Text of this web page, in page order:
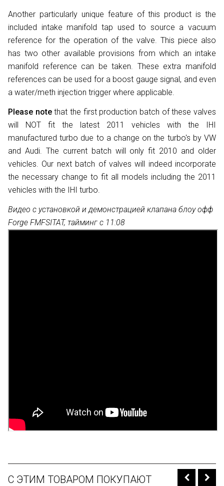
Another particularly unique feature of this product is the
included intake manifold tap used to source a vacuum
reference for the operation of the valve. This piece also
has two other available provisions from which an intake
manifold reference can be taken. These extra manifold
references can be used for a boost gauge signal, and even
a water/meth injection trigger where applicable.
Please notethat the first production batch of these valves
will NOT fit the latest 2011 vehicles with the IHI
manufactured turbo due to a change on the turbo's by VW
and Audi. The current batch will only fit 2010 and older
vehicles. Our next batch of valves will indeed incorporate
the necessary change to fit all models including the 2011
vehicles with the IHI turbo.
Видео с установкой и демонстрацией клапана блоу офф
Forge FMFSITAT, тайминг с 11:08
С ЭТИМ ТОВАРОМ ПОКУПАЮТ